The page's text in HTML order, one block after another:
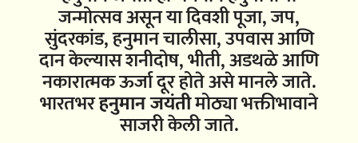
जन्मोत्सव असून या दिवशी पूजा, जप,
सुंदरकांड, हनुमान चालीसा, उपवास आणि
दान केल्यास शनीदोष, भीती, अडथळे आणि
नकारात्मक ऊर्जा दूर होते असे मानले जाते.
भारतभरहनुमान जयंतीमोठ्या भक्तीभावाने
साजरी केली जाते.